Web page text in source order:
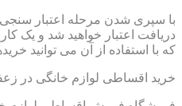
با سپری شدن مرحله اعتبار سنجی
دریافت اعتبار خواهید شد و یک
که با استفاده از آن می توانید
خرید اقساطی لوازم خانگی در